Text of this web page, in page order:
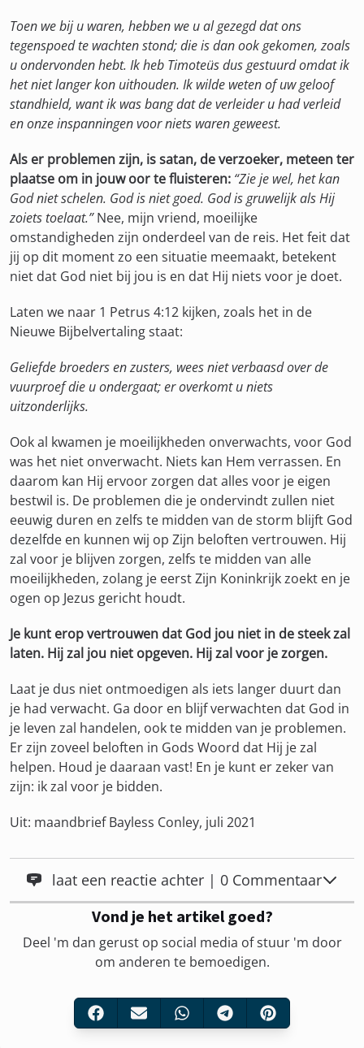
Toen we bij u waren, hebben we u al gezegd dat ons
tegenspoed te wachten stond; die is dan ook gekomen, zoals
u ondervonden hebt. Ik heb Timoteüs dus gestuurd omdat ik
het niet langer kon uithouden. Ik wilde weten of uw geloof
standhield, want ik was bang dat de verleider u had verleid
en onze inspanningen voor niets waren geweest.
Als er problemen zijn, is satan, de verzoeker, meteen ter
plaatse om in jouw oor te fluisteren: “Zie je wel, het kan
God niet schelen. God is niet goed. God is gruwelijk als Hij
zoiets toelaat.”Nee, mijn vriend, moeilijke
omstandigheden zijn onderdeel van de reis. Het feit dat
jij op dit moment zo een situatie meemaakt, betekent
niet dat God niet bij jou is en dat Hij niets voor je doet.
Laten we naar 1 Petrus 4:12 kijken, zoals het in de
Nieuwe Bijbelvertaling staat:
Geliefde broeders en zusters, wees niet verbaasd over de
vuurproef die u ondergaat; er overkomt u niets
uitzonderlijks.
Ook al kwamen je moeilijkheden onverwachts, voor God
was het niet onverwacht. Niets kan Hem verrassen. En
daarom kan Hij ervoor zorgen dat alles voor je eigen
bestwil is. De problemen die je ondervindt zullen niet
eeuwig duren en zelfs te midden van de storm blijft God
dezelfde en kunnen wij op Zijn beloften vertrouwen. Hij
zal voor je blijven zorgen, zelfs te midden van alle
moeilijkheden, zolang je eerst Zijn Koninkrijk zoekt en je
ogen op Jezus gericht houdt.
Je kunt erop vertrouwen dat God jou niet in de steek zal
laten. Hij zal jou niet opgeven. Hij zal voor je zorgen.
Laat je dus niet ontmoedigen als iets langer duurt dan
je had verwacht. Ga door en blijf verwachten dat God in
je leven zal handelen, ook te midden van je problemen.
Er zijn zoveel beloften in Gods Woord dat Hij je zal
helpen. Houd je daaraan vast! En je kunt er zeker van
zijn: ik zal voor je bidden.
Uit: maandbrief Bayless Conley, juli 2021
laat een reactie achter | 0 Commentaar
Vond je het artikel goed?
Deel 'm dan gerust op social media of stuur 'm door
om anderen te bemoedigen.